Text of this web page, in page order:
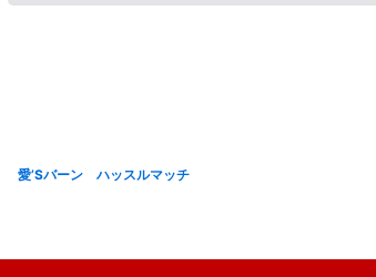
愛’Sバーン ハッスルマッチ